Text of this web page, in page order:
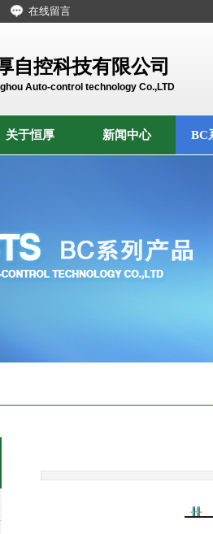
在线留言
自控科技有限公司
Auto-control technology Co.,LTD
关于恒厚 新闻中心 BC